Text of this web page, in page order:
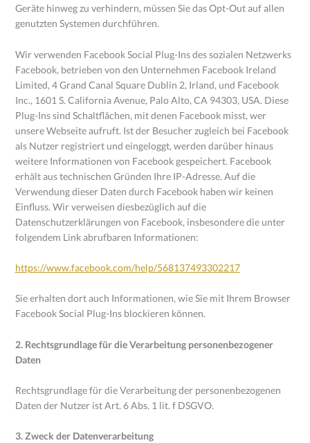
Geräte hinweg zu verhindern, müssen Sie das Opt-Out auf allen
genutzten Systemen durchführen.
Wir verwenden Facebook Social Plug-Ins des sozialen Netzwerks
Facebook, betrieben von den Unternehmen Facebook Ireland
Limited, 4 Grand Canal Square Dublin 2, Irland, und Facebook
Inc., 1601 S. California Avenue, Palo Alto, CA 94303, USA. Diese
Plug-Ins sind Schaltflächen, mit denen Facebook misst, wer
unsere Webseite aufruft. Ist der Besucher zugleich bei Facebook
als Nutzer registriert und eingeloggt, werden darüber hinaus
weitere Informationen von Facebook gespeichert. Facebook
erhält aus technischen Gründen Ihre IP-Adresse. Auf die
Verwendung dieser Daten durch Facebook haben wir keinen
Einfluss. Wir verweisen diesbezüglich auf die
Datenschutzerklärungen von Facebook, insbesondere die unter
folgendem Link abrufbaren Informationen:
https://www.facebook.com/help/568137493302217
Sie erhalten dort auch Informationen, wie Sie mit Ihrem Browser
Facebook Social Plug-Ins blockieren können.
2. Rechtsgrundlage für die Verarbeitung personenbezogener
Daten
Rechtsgrundlage für die Verarbeitung der personenbezogenen
Daten der Nutzer ist Art. 6 Abs. 1 lit. f DSGVO.
3. Zweck der Datenverarbeitung